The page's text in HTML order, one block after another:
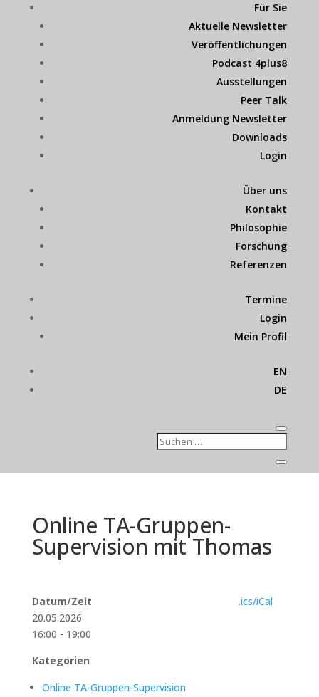
Für Sie
Aktuelle Newsletter
Veröffentlichungen
Podcast 4plus8
Ausstellungen
Peer Talk
Anmeldung Newsletter
Downloads
Login
Über uns
Kontakt
Philosophie
Forschung
Referenzen
Termine
Login
Mein Profil
EN
DE
Online TA-Gruppen-
Supervision mit Thomas
.ics/iCal
Datum/Zeit
20.05.2026
16:00 - 19:00
Kategorien
Online TA-Gruppen-Supervision